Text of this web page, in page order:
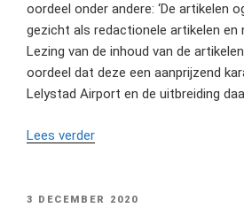
oordeel onder andere: ‘De artikelen
gezicht als redactionele artikelen en
Lezing van de inhoud van de
oordeel dat deze een aanprijzend
Lelystad Airport en de uitbreiding
Lees verder“Reclame
oordeelt:
GEPLAATST
3 DECEMBER 2020